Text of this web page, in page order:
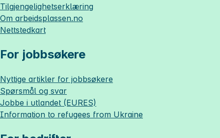
Tilgjengelighetserklæring
Om arbeidsplassen.no
Nettstedkart
For jobbsøkere
Nyttige artikler for jobbsøkere
Spørsmål og svar
Jobbe i utlandet (EURES)
Information to refugees from Ukraine